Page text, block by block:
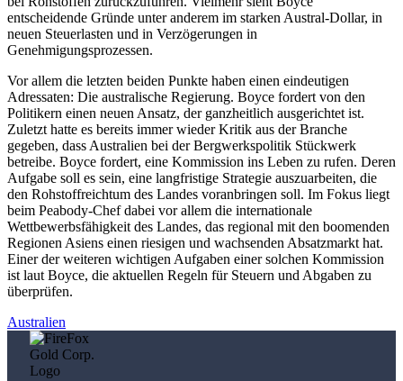
entscheidende Gründe unter anderem im starken Austral-Dollar, in
neuen Steuerlasten und in Verzögerungen in
Genehmigungsprozessen.
Vor allem die letzten beiden Punkte haben einen eindeutigen
Adressaten: Die australische Regierung. Boyce fordert von den
Politikern einen neuen Ansatz, der ganzheitlich ausgerichtet ist.
Zuletzt hatte es bereits immer wieder Kritik aus der Branche
gegeben, dass Australien bei der Bergwerkspolitik Stückwerk
betreibe. Boyce fordert, eine Kommission ins Leben zu rufen. Deren
Aufgabe soll es sein, eine langfristige Strategie auszuarbeiten, die
den Rohstoffreichtum des Landes voranbringen soll. Im Fokus liegt
beim Peabody-Chef dabei vor allem die internationale
Wettbewerbsfähigkeit des Landes, das regional mit den boomenden
Regionen Asiens einen riesigen und wachsenden Absatzmarkt hat.
Einer der weiteren wichtigen Aufgaben einer solchen Kommission
ist laut Boyce, die aktuellen Regeln für Steuern und Abgaben zu
überprüfen.
Australien